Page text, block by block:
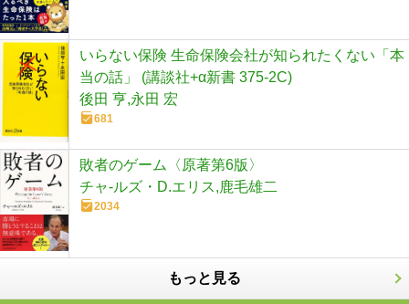
いらない保険 生命保険会社が知られたくない「本
当の話」 (講談社+α新書 375-2C)
後田 亨,永田 宏
681
敗者のゲーム〈原著第6版〉
チャ-ルズ・D.エリス,鹿毛雄二
2034
もっと見る